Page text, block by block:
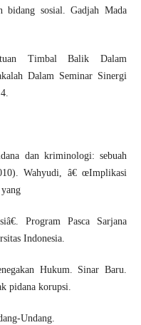
sosial. Gadjah Mada
Timbal Balik Dalam
Dalam Seminar Sinergi
dan kriminologi: sebuah
Wahyudi, â€ œImplikasi
Program Pasca Sarjana
Indonesia.
Hukum. Sinar Baru.
pidana korupsi.
Undang.